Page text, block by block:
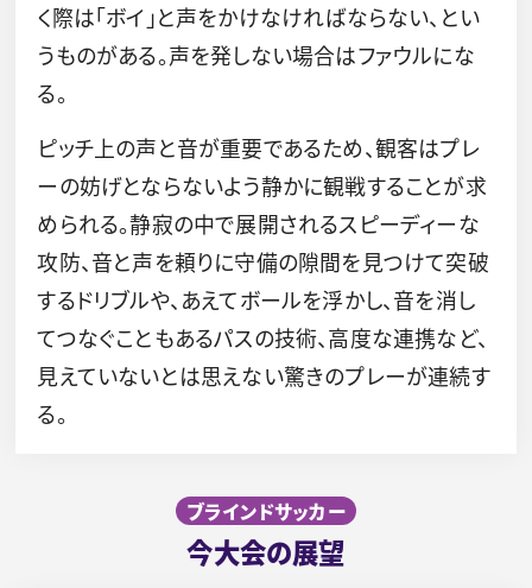
く際は「ボイ」と声をかけなければならない、とい
うものがある。声を発しない場合はファウルにな
る。
ピッチ上の声と音が重要であるため、観客はプレ
ーの妨げとならないよう静かに観戦することが求
められる。静寂の中で展開されるスピーディーな
攻防、音と声を頼りに守備の隙間を見つけて突破
するドリブルや、あえてボールを浮かし、音を消し
てつなぐこともあるパスの技術、高度な連携など、
見えていないとは思えない驚きのプレーが連続す
る。
ブラインドサッカー
今大会の展望